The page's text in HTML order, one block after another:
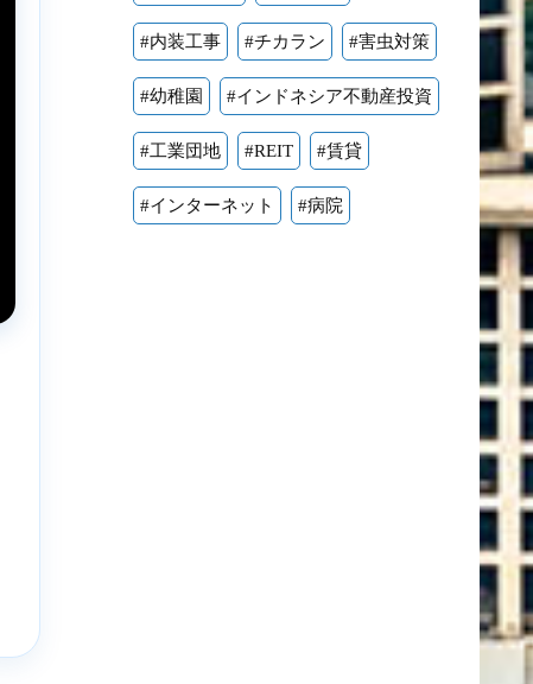
#内装工事 #チカラン #害虫対策
#幼稚園 #インドネシア不動産投資
#工業団地 #REIT #賃貸
#インターネット #病院